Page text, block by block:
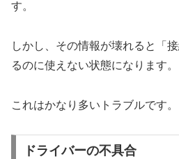
す。
しかし、その情報が壊れると「
るのに使えない状態になります。
これはかなり多いトラブルです。
ドライバーの不具合